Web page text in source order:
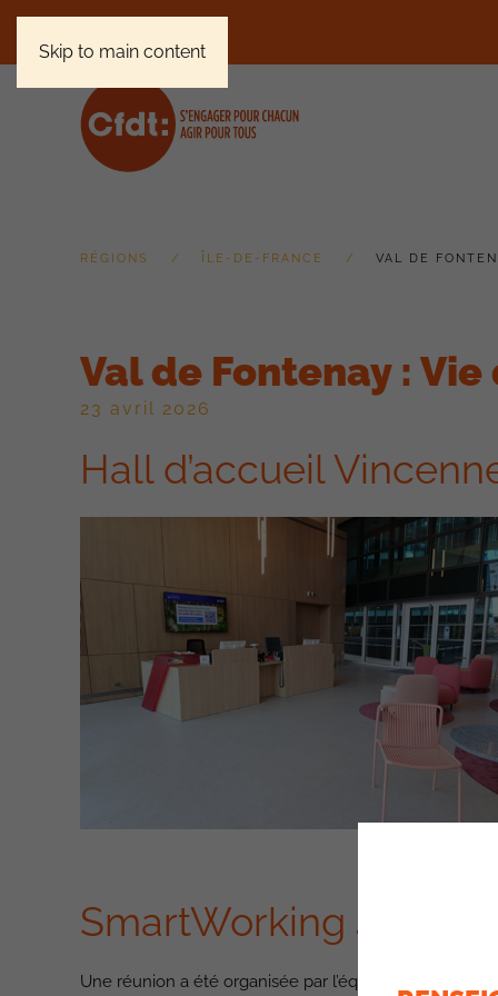
Skip to main content
RÉGIONS ÎLE-DE-FRANCE VAL DE
Val de Fontenay :
23 avril 2026
Hall d’accueil
SmartWorking 4eme
Une réunion a été organisée par l’équipe Pilotage de